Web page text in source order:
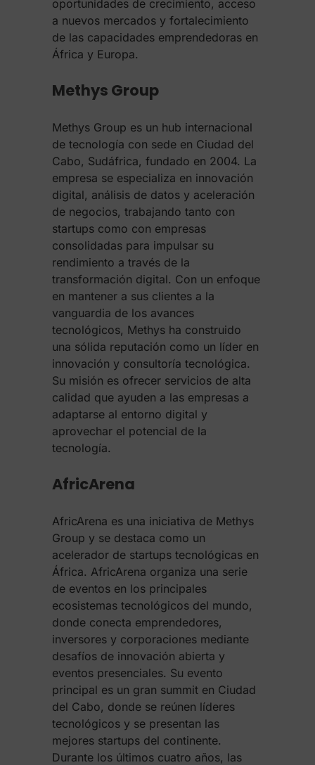
oportunidades de crecimiento, acceso
a nuevos mercados y fortalecimiento
de las capacidades emprendedoras en
África y Europa.
Methys Group
Methys Group es un hub internacional
de tecnología con sede en Ciudad del
Cabo, Sudáfrica, fundado en 2004. La
empresa se especializa en innovación
digital, análisis de datos y aceleración
de negocios, trabajando tanto con
startups como con empresas
consolidadas para impulsar su
rendimiento a través de la
transformación digital. Con un enfoque
en mantener a sus clientes a la
vanguardia de los avances
tecnológicos, Methys ha construido
una sólida reputación como un líder en
innovación y consultoría tecnológica.
Su misión es ofrecer servicios de alta
calidad que ayuden a las empresas a
adaptarse al entorno digital y
aprovechar el potencial de la
tecnología.
AfricArena
AfricArena es una iniciativa de Methys
Group y se destaca como un
acelerador de startups tecnológicas en
África. AfricArena organiza una serie
de eventos en los principales
ecosistemas tecnológicos del mundo,
donde conecta emprendedores,
inversores y corporaciones mediante
desafíos de innovación abierta y
eventos presenciales. Su evento
principal es un gran summit en Ciudad
del Cabo, donde se reúnen líderes
tecnológicos y se presentan las
mejores startups del continente.
Durante los últimos cuatro años, las